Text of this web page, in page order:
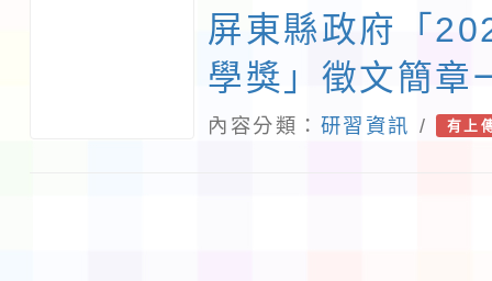
教育研究發展中
國立臺灣科學教
全球學習與測
屏東縣政府「
學獎」徵文簡章
內容分類： 研習資訊 / 有上